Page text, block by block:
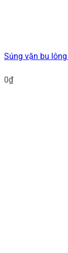
Súng vặn bu
0₫